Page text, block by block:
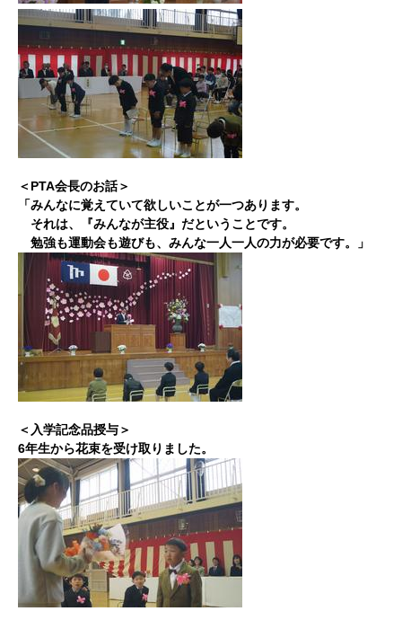
＜PTA会長のお話＞
「みんなに覚えていて欲しいことが一つあります。
それは、『みんなが主役』だということです。
勉強も運動会も遊びも、みんな一人一人の力が必要です。」
＜入学記念品授与＞
6年生から花束を受け取りました。